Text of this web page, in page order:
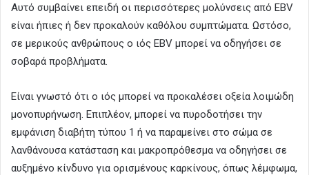
Αυτό συμβαίνει επειδή οι περισσότερες μολύνσεις από EBV
είναι ήπιες ή δεν προκαλούν καθόλου συμπτώματα. Ωστόσο,
σε μερικούς ανθρώπους ο ιός EBV μπορεί να οδηγήσει σε
σοβαρά προβλήματα.
Είναι γνωστό ότι ο ιός μπορεί να προκαλέσει οξεία λοιμώδη
μονοπυρήνωση. Επιπλέον, μπορεί να πυροδοτήσει την
εμφάνιση διαβήτη τύπου 1 ή να παραμείνει στο σώμα σε
λανθάνουσα κατάσταση και μακροπρόθεσμα να οδηγήσει σε
αυξημένο κίνδυνο για ορισμένους καρκίνους, όπως λέμφωμα,